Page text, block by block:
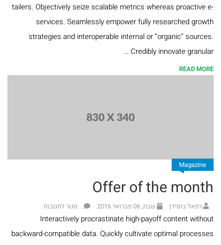
בנושא
הלכה
ומנהג
ספרים
משה
בלייכר
ספרי
הרב
אלי
tailers. Objectively seize scalable metrics whereas proactive e-
services. Seamlessly empower fully researched growth
strategies and interoperable internal or “organic” sources.
Credibly innovate granular …
READ MORE
Magazine
Offer of the month
רפאל בוסידן שבת, 06 פברואר 2016 סגור לתגובות
Interactively procrastinate high-payoff content without
backward-compatible data. Quickly cultivate optimal processes